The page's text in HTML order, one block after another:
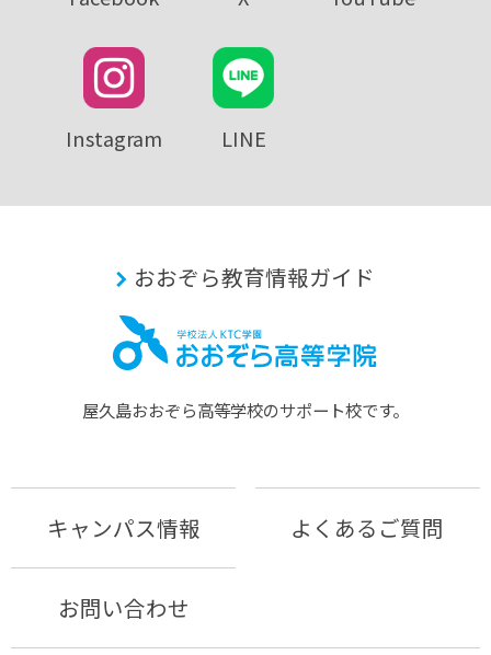
Instagram LINE
おおぞら教育情報ガイド
屋久島おおぞら⾼等学校のサポート校です。
キャンパス情報 よくあるご質問
お問い合わせ